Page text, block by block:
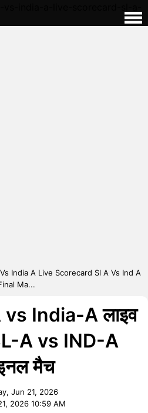
vs-india-a-live-scorecard-sl-a-
India A Live Scorecard Sl A Vs Ind A
Ma...
India-A लाइव
A vs IND-A
मैच
Jun 21, 2026
2026 10:59 AM